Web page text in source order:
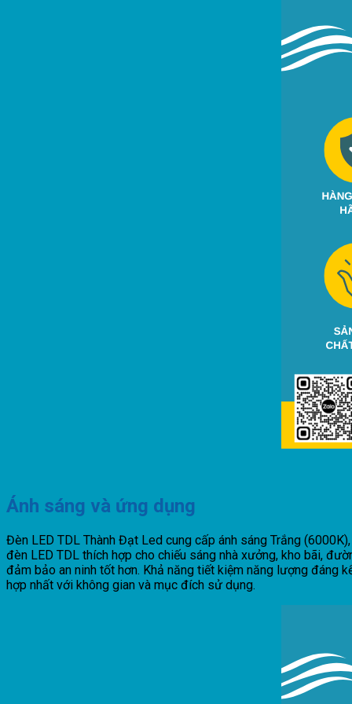
Ánh sáng và ứng dụng
Đèn LED TDL Thành Đạt Led cung cấp ánh sáng Trắng
đèn LED TDL thích hợp cho chiếu sáng nhà xưởng, kho bãi,
đảm bảo an ninh tốt hơn. Khả năng tiết kiệm năng lượng đáng
hợp nhất với không gian và mục đích sử dụng.